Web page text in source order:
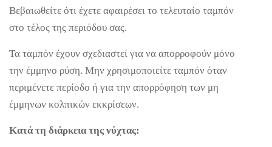
Βεβαιωθείτε ότι έχετε αφαιρέσει το τελευταίο ταμπόν
στο τέλος της περιόδου σας.
Τα ταμπόν έχουν σχεδιαστεί για να απορροφούν μόνο
την έμμηνο ρύση. Μην χρησιμοποιείτε ταμπόν όταν
περιμένετε περίοδο ή για την απορρόφηση των μη
έμμηνων κολπικών εκκρίσεων.
Κατά τη διάρκεια της νύχτας: